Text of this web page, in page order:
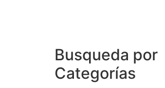
Busqueda por
Categorías